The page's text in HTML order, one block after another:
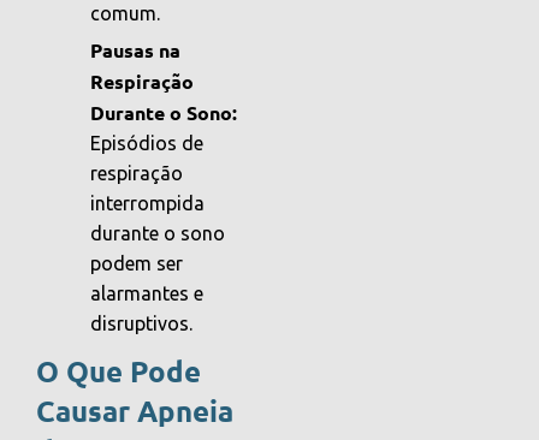
comum.
Pausas na
Respiração
Durante o Sono:
Episódios de
respiração
interrompida
durante o sono
podem ser
alarmantes e
disruptivos.
O Que Pode
Causar Apneia